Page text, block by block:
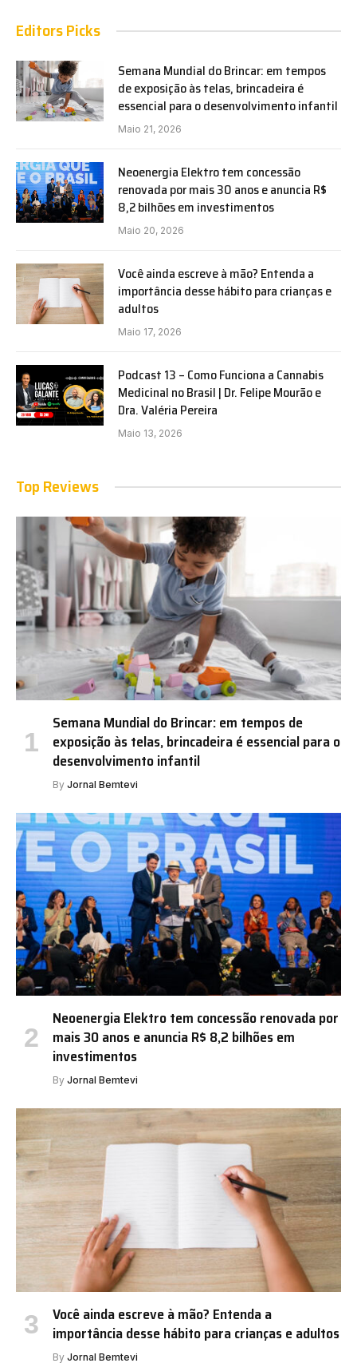
Editors Picks
Semana Mundial do Brincar: em tempos
de exposição às telas, brincadeira é
essencial para o desenvolvimento infantil
Maio 21, 2026
Neoenergia Elektro tem concessão
renovada por mais 30 anos e anuncia R$
8,2 bilhões em investimentos
Maio 20, 2026
Você ainda escreve à mão? Entenda a
importância desse hábito para crianças e
adultos
Maio 17, 2026
Podcast 13 – Como Funciona a Cannabis
Medicinal no Brasil | Dr. Felipe Mourão e
Dra. Valéria Pereira
Maio 13, 2026
Top Reviews
Semana Mundial do Brincar: em tempos de
exposição às telas, brincadeira é essencial para o
desenvolvimento infantil
By Jornal Bemtevi
Neoenergia Elektro tem concessão renovada por
mais 30 anos e anuncia R$ 8,2 bilhões em
investimentos
By Jornal Bemtevi
Você ainda escreve à mão? Entenda a
importância desse hábito para crianças e adultos
By Jornal Bemtevi